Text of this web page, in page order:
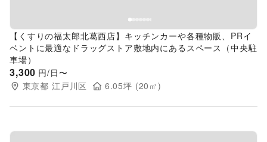
【くすりの福太郎北葛西店】キッチンカーや各種物販、PRイ
ベントに最適なドラッグストア敷地内にあるスペース（中央駐
車場）
3,300 円/日〜
東京都 江戸川区 6.05坪 (20 ㎡)